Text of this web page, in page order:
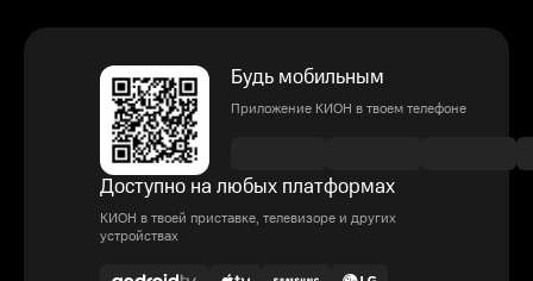
Будь мобильным
Приложение КИОН в твоем телефоне
Доступно на любых платформах
КИОН в твоей приставке, телевизоре и других
устройствах